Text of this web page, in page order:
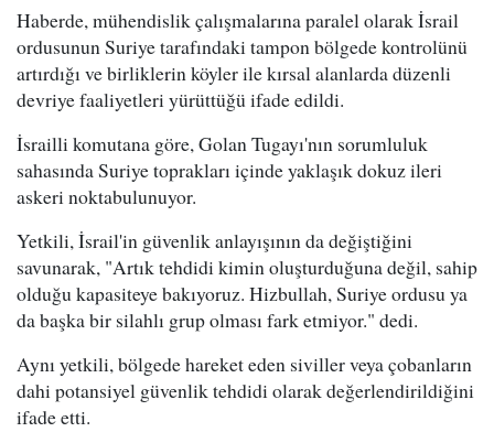
Haberde, mühendislik çalışmalarına paralel olarak İsrail
ordusunun Suriye tarafındaki tampon bölgede kontrolünü
artırdığı ve birliklerin köyler ile kırsal alanlarda düzenli
devriye faaliyetleri yürüttüğü ifade edildi.
İsrailli komutana göre, Golan Tugayı'nın sorumluluk
sahasında Suriye toprakları içinde yaklaşık dokuz ileri
askeri noktabulunuyor.
Yetkili, İsrail'in güvenlik anlayışının da değiştiğini
savunarak, "Artık tehdidi kimin oluşturduğuna değil, sahip
olduğu kapasiteye bakıyoruz. Hizbullah, Suriye ordusu ya
da başka bir silahlı grup olması fark etmiyor." dedi.
Aynı yetkili, bölgede hareket eden siviller veya çobanların
dahi potansiyel güvenlik tehdidi olarak değerlendirildiğini
ifade etti.